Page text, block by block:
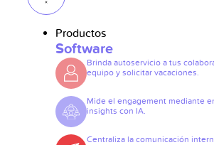
Productos
Software
Brinda autoservicio a tus
equipo y solicitar vacaciones.
Mide el engagement mediante
insights con IA.
Centraliza la comunicación